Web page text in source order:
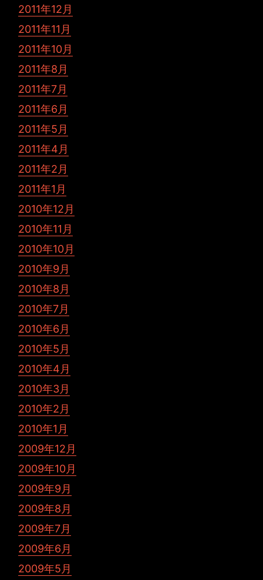
2011年12月
2011年11月
2011年10月
2011年8月
2011年7月
2011年6月
2011年5月
2011年4月
2011年2月
2011年1月
2010年12月
2010年11月
2010年10月
2010年9月
2010年8月
2010年7月
2010年6月
2010年5月
2010年4月
2010年3月
2010年2月
2010年1月
2009年12月
2009年10月
2009年9月
2009年8月
2009年7月
2009年6月
2009年5月